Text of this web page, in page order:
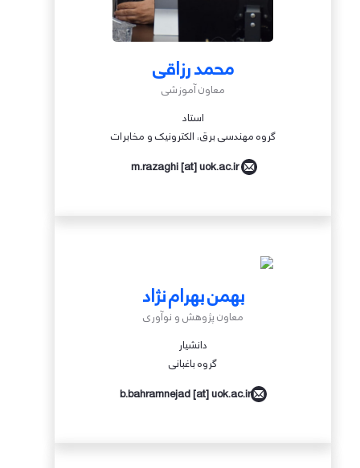
محمد رزاقی
معاون آموزشی
استاد
گروه مهندسی برق، الکترونیک و مخابرات
m.razaghi [at] uok.ac.ir
بهمن بهرام نژاد
معاون پژوهش و نوآوری
دانشیار
گروه باغبانی
b.bahramnejad [at] uok.ac.ir